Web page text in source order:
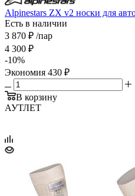
Alpinestars ZX v2 носки для
Есть в наличии
3 870 ₽ /пар
4 300 ₽
-10%
Экономия 430 ₽
В корзину
АУТЛЕТ